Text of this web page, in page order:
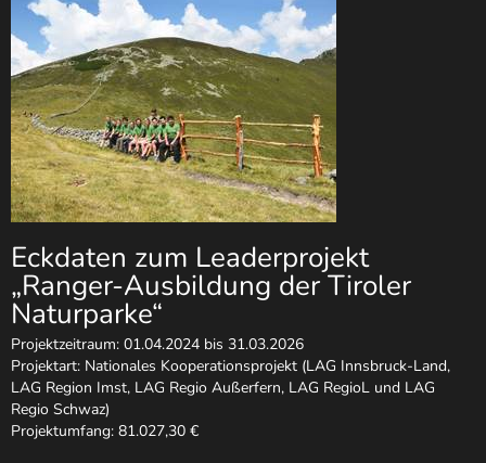
Eckdaten zum Leaderprojekt
„Ranger-Ausbildung der Tiroler
Naturparke“
Projektzeitraum: 01.04.2024 bis 31.03.2026
Projektart: Nationales Kooperationsprojekt (LAG Innsbruck-Land,
LAG Region Imst, LAG Regio Außerfern, LAG RegioL und LAG
Regio Schwaz)
Projektumfang: 81.027,30 €